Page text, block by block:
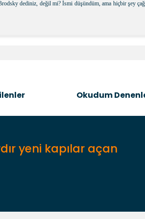
dediniz, değil mi? İsmi düşündüm, ama hiçbir şey
Okudum
yeni kapılar açan